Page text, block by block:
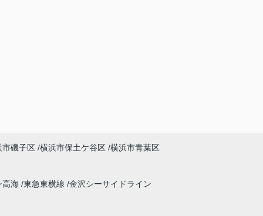
市磯子区 横浜市保土ケ谷区 横浜市青葉区
高海 東急東横線 金沢シーサイドライン